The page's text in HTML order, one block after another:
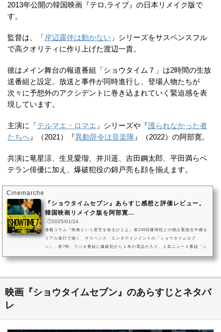
2013年公開の韓国映画『テロ,ライブ』の日本リメイク版で
す。
監督は、「 岸辺露伴は動かない 」シリーズをサスペンスフル
で高クオリティに作り上げた渡辺一貴。
彼はメイン舞台の報道番組「ショウタイム７」は2時間の生放
送番組と設定。放送と事件が同時進行し、登場人物たちが
次々に予想外のアクシデントに巻き込まれていく緊迫感を表
現しています。
主演に「 テルマエ・ロマエ 」シリーズや『護られなかった者
たちへ 』（2021）『異動辞令は音楽隊 』（2022）の阿部寛。
共演に竜星涼、生見愛瑠、井川遥、吉田鋼太郎、平田満らベ
テラン俳優に加え、爆破犯役の錦戸亮も顔を揃えます。
Cinemarche
『ショウタイムセブン』あらすじ感想と評価レビュー。
韓国映画リメイク版を阿部寛...
2025/01/24
連載コラム『映画という星空を知るひとよ』第246回爆弾犯との独占緊急生中継を
リアル進行で描く、サスペンス・エンタテインメントの『ショウタイムセブ
ン』。夜7時、ラジオ番組に爆破犯から１本の電話が入り、人気ニュース番組「シ
映画『ショウタイムセブン』のあらすじとネタバ
レ